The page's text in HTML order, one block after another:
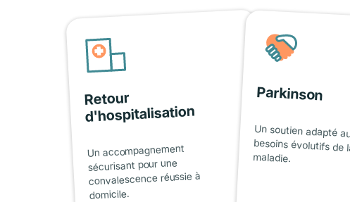
Retour
d'hospitalisation
Un accompagnement
sécurisant pour une
convalescence réussie à
domicile.
Parkinson
Un soutien adapté
besoins évolutifs de
maladie.